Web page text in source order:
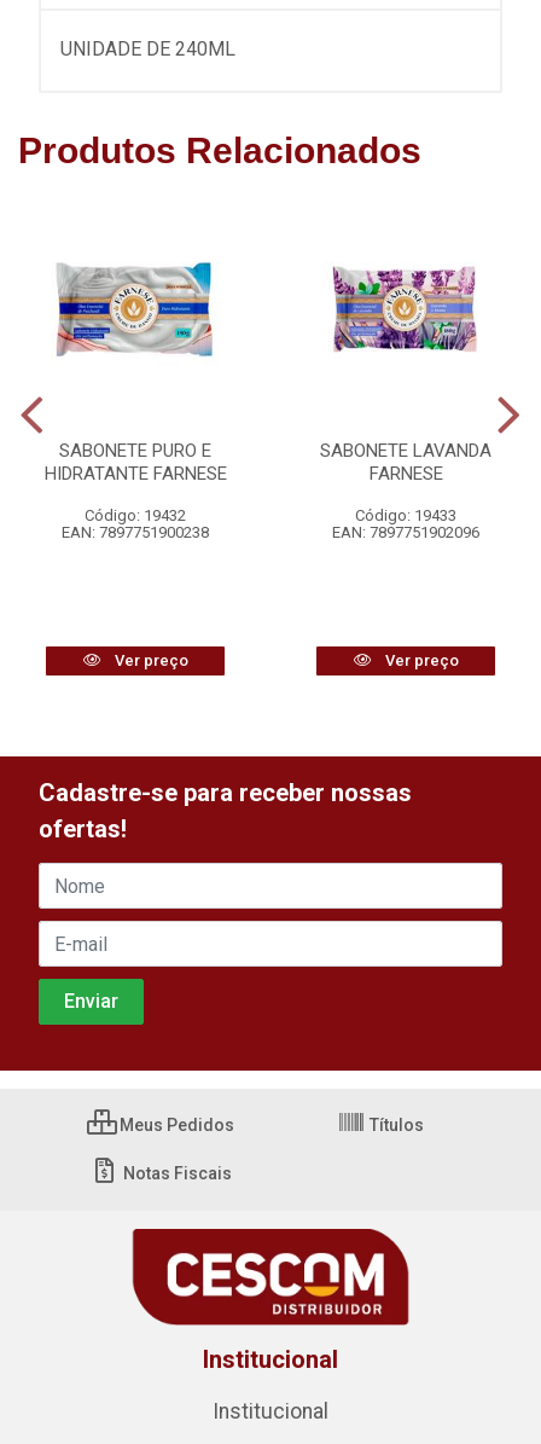
UNIDADE DE 240ML
Produtos Relacionados
SABONETE PURO E
HIDRATANTE FARNESE
Código: 19432
EAN: 7897751900238
Ver preço
SABONETE LAVANDA
FARNESE
Código: 19433
EAN: 7897751902096
Ver preço
Cadastre-se para receber nossas
ofertas!
Meus Pedidos Títulos
Notas Fiscais
Institucional
Institucional